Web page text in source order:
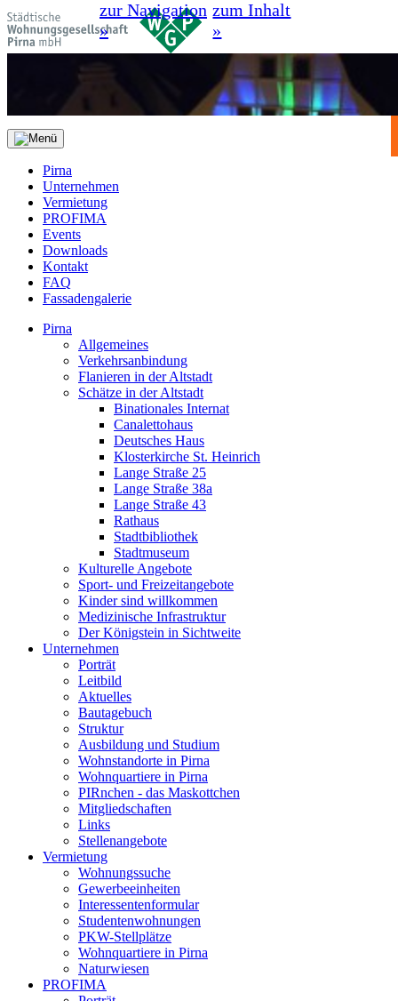
zur Navigation
»
zum Inhalt
»
Pirna
Unternehmen
Vermietung
PROFIMA
Events
Downloads
Kontakt
FAQ
Fassadengalerie
Pirna
Allgemeines
Verkehrsanbindung
Flanieren in der Altstadt
Schätze in der Altstadt
Binationales Internat
Canalettohaus
Deutsches Haus
Klosterkirche St. Heinrich
Lange Straße 25
Lange Straße 38a
Lange Straße 43
Rathaus
Stadtbibliothek
Stadtmuseum
Kulturelle Angebote
Sport- und Freizeitangebote
Kinder sind willkommen
Medizinische Infrastruktur
Der Königstein in Sichtweite
Unternehmen
Porträt
Leitbild
Aktuelles
Bautagebuch
Struktur
Ausbildung und Studium
Wohnstandorte in Pirna
Wohnquartiere in Pirna
PIRnchen - das Maskottchen
Mitgliedschaften
Links
Stellenangebote
Vermietung
Wohnungssuche
Gewerbeeinheiten
Interessentenformular
Studentenwohnungen
PKW-Stellplätze
Wohnquartiere in Pirna
Naturwiesen
PROFIMA